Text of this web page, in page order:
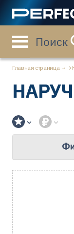
Поиск
Главная страница